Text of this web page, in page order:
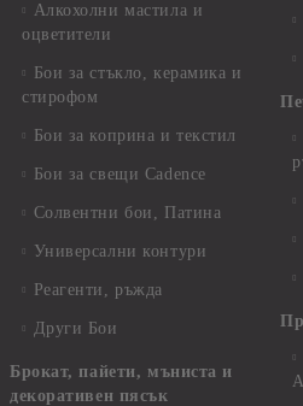
Алкохолни мастила и
оцветители
Бои за стъкло, керамика и
стирофом
Бои за коприна и текстил
Бои за свещи Cadence
Солвентни бои, Патина
Универсални контури
Реагенти, ръжда
Други Бои
Брокат, пайети, мъниста и
декоративен пясък